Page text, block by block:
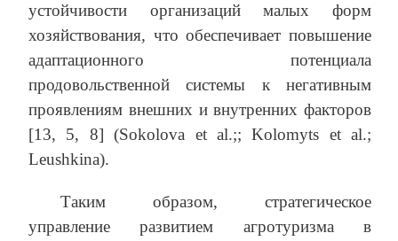
устойчивости организаций малых форм
хозяйствования, что обеспечивает повышение
адаптационного потенциала
продовольственной системы к негативным
проявлениям внешних и внутренних факторов
[13, 5, 8] (Sokolova et al.;; Kolomyts et al.;
Leushkina).
Таким образом, стратегическое
управление развитием агротуризма в